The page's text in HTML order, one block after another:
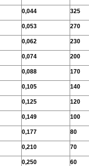
0,044 325
0,053 270
0,062 230
0,074 200
0,088 170
0,105 140
0,125 120
0,149 100
0,177 80
0,210 70
0,250 60